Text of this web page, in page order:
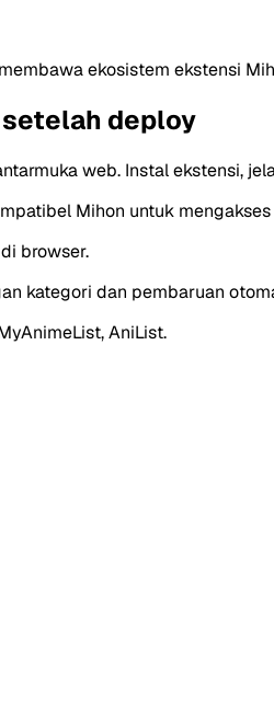
ekosistem ekstensi
deploy
web. Instal ekstensi,
Mihon untuk
browser.
kategori dan pembaruan
AniList.